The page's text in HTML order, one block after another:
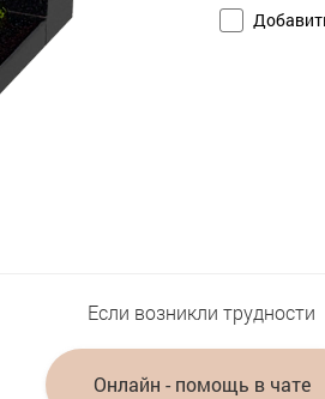
Если возникли трудности
Онлайн - помощь в чате